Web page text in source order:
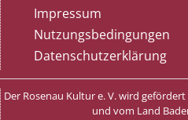
Impressum
Nutzungsbedingungen
Datenschutzerklärung
Der Rosenau Kultur e. V. wird
und vom Land